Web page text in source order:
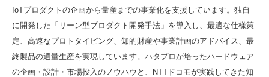
IoTプロダクトの企画から量産までの事業化を支援しています。独自
に開発した「リーン型プロダクト開発手法」を導入し、最適な仕様策
定、高速なプロトタイピング、知的財産や事業計画のアドバイス、最
終製品の適量生産を実現しています。ハタプロが培ったハードウェア
の企画・設計・市場投入のノウハウと、NTTドコモが実践してきた知